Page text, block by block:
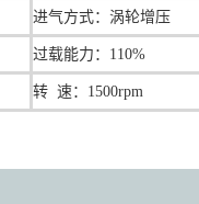
进气方式：涡轮增压
过载能力：110%
转 速：1500rpm